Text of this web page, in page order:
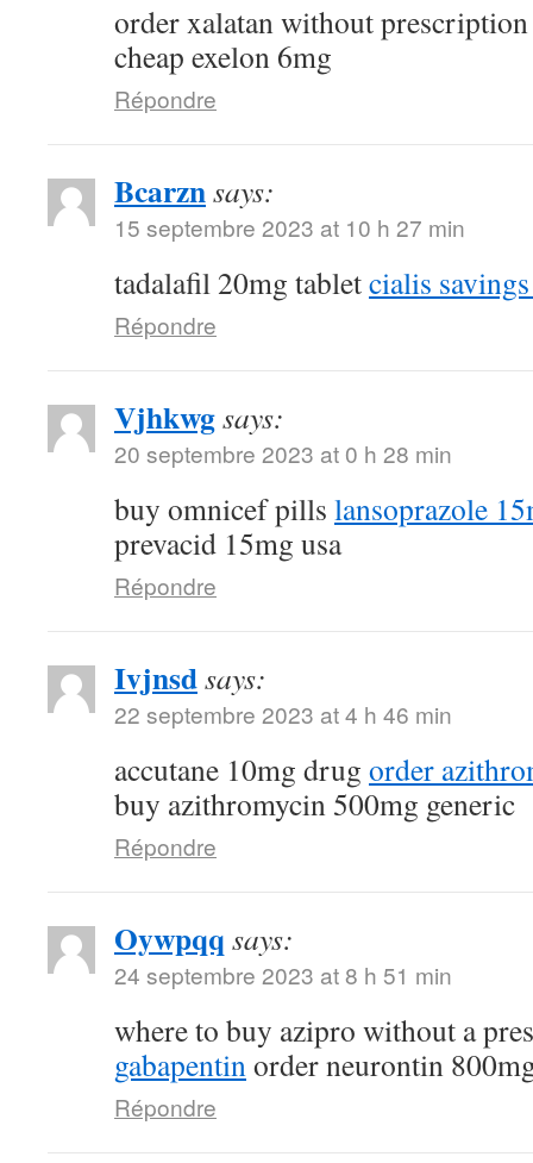
order xalatan without
cheap exelon 6mg
Répondre
Bcarznsays:
15 septembre 2023 at 10 h 27 min
tadalafil 20mg tabletcialis
Répondre
Vjhkwgsays:
20 septembre 2023 at 0 h 28 min
buy omnicef pills lansoprazole
prevacid 15mg usa
Répondre
Ivjnsdsays:
22 septembre 2023 at 4 h 46 min
accutane 10mg drug order
buy azithromycin 500mg generic
Répondre
Oywpqq says:
24 septembre 2023 at 8 h 51 min
where to buy azipro without a
gabapentinorder neurontin
Répondre